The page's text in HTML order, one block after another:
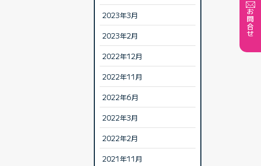
お問合せ
2023年3月
2023年2月
2022年12月
2022年11月
2022年6月
2022年3月
2022年2月
2021年11月